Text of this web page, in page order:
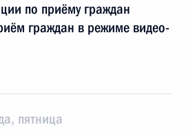
по приёму граждан
граждан в режиме видео-
пятница